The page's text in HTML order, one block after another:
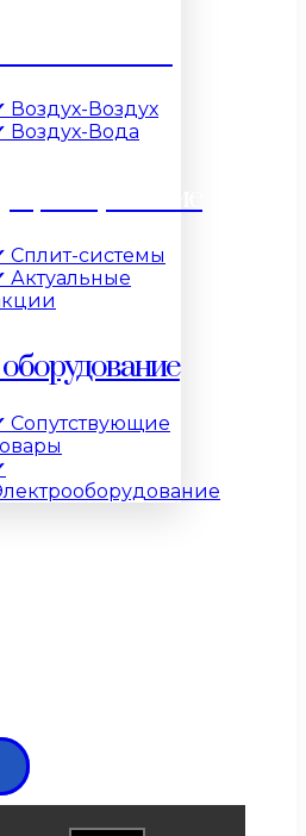
Воздух-Воздух
Воздух-Вода
Сплит-системы
Актуальные
Сопутствующие